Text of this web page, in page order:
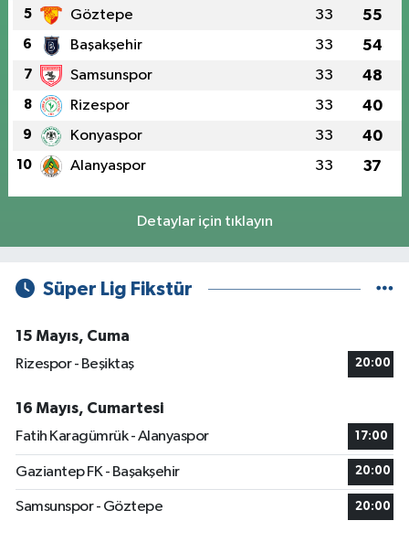
5 Göztepe 33 55
6 Başakşehir 33 54
7 Samsunspor 33 48
8 Rizespor 33 40
9 Konyaspor 33 40
10 Alanyaspor 33 37
Detaylar için tıklayın
Süper Lig Fikstür
15 Mayıs, Cuma
Rizespor - Beşiktaş
20:00
16 Mayıs, Cumartesi
Fatih Karagümrük - Alanyaspor
17:00
Gaziantep FK - Başakşehir 20:00
Samsunspor - Göztepe 20:00